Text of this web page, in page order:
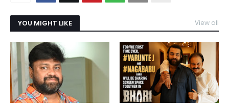
YOU MIGHT LIKE View all